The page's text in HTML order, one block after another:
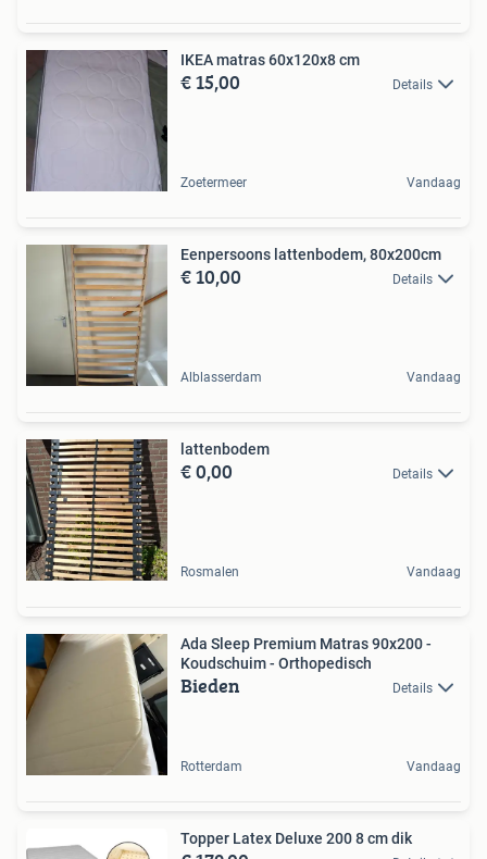
IKEA matras 60x120x8 cm
€ 15,00 Details
Zoetermeer Vandaag
Eenpersoons lattenbodem, 80x200cm
€ 10,00 Details
Alblasserdam Vandaag
lattenbodem
€ 0,00 Details
Rosmalen Vandaag
Ada Sleep Premium Matras 90x200 -
Koudschuim - Orthopedisch
Bieden Details
Rotterdam Vandaag
Topper Latex Deluxe 200 8 cm dik